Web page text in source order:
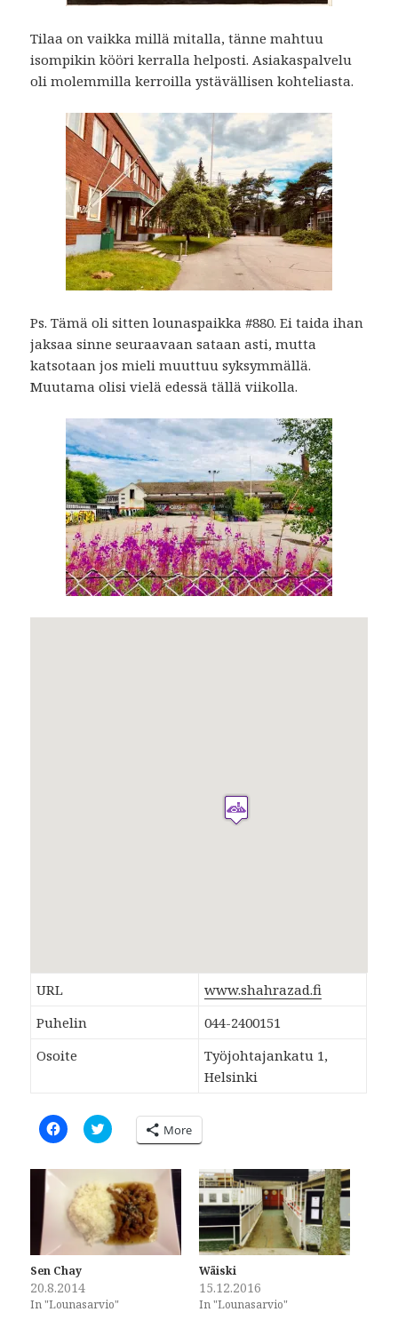
Tilaa on vaikka millä mitalla, tänne mahtuu
isompikin kööri kerralla helposti. Asiakaspalvelu
oli molemmilla kerroilla ystävällisen kohteliasta.
Ps. Tämä oli sitten lounaspaikka #880. Ei taida ihan
jaksaa sinne seuraavaan sataan asti, mutta
katsotaan jos mieli muuttuu syksymmällä.
Muutama olisi vielä edessä tällä viikolla.
URL
www.shahrazad.fi
Puhelin
044-2400151
Osoite
Työjohtajankatu 1,
Helsinki
C
l
k
t
s
h
e
o
n
F
a
c
C
l
k
t
o
s
h
a
r
e
w
i
More
Sen Chay
20.8.2014
In "Lounasarvio"
Wäiski
15.12.2016
In "Lounasarvio"